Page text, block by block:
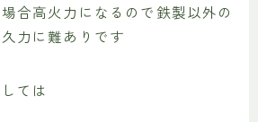
合高火力になるので鉄製以外の
力に難ありです
ては